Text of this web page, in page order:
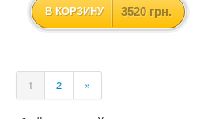
В КОРЗИНУ 3520 грн.
1 2 »